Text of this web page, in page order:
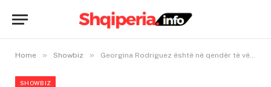
Home » Showbiz » Georgina Rodriguez është në qendër të vëmendjes kudo që shfaqet, sauditët nuk ia ndajnë sytë
SHOWBIZ